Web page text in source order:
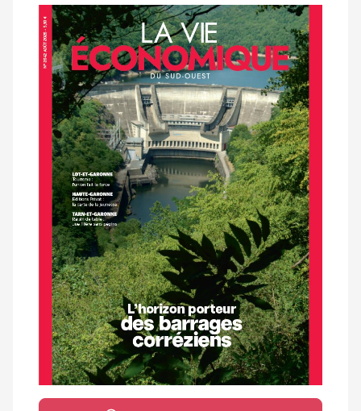
aux
abonnés
Notre
dernier
magazine